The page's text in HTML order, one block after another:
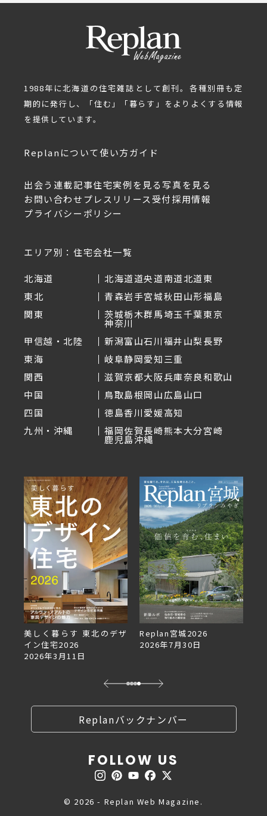
1988年に北海道の住宅雑誌として創刊。各種別冊も定
期的に発行し、「住む」「暮らす」をよりよくする情報
を提供しています。
Replanについて使い方ガイド
出会う 連載記事住宅実例を見る写真を見る
お問い合わせ プレスリリース受付採用情報
プライバシーポリシー
エリア別：住宅会社一覧
北海道 北海道道央道南道北道東
東北
青森岩手宮城秋田山形福島
関東
茨城栃木群馬埼玉千葉東京
神奈川
甲信越・北陸
新潟富山石川福井山梨長野
東海
岐阜静岡愛知三重
関西
滋賀京都大阪兵庫奈良和歌山
中国
鳥取島根岡山広島山口
四国
徳島香川愛媛高知
九州・沖縄
福岡佐賀長崎熊本大分宮崎
鹿児島沖縄
美しく暮らす 東北のデザ
イン住宅2026
2026年3月11日
Replan宮城2026
2026年7月30日
Replanバックナンバー
FOLLOW US
© 2026 - Replan Web Magazine.